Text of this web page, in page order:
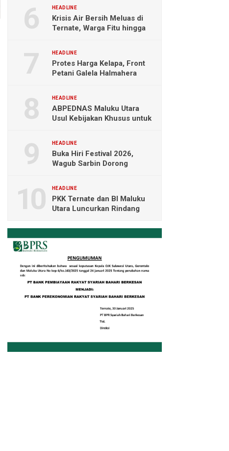
HEADLINE
Krisis Air Bersih Meluas di
Ternate, Warga Fitu hingga
HEADLINE
Protes Harga Kelapa, Front
Petani Galela Halmahera
HEADLINE
ABPEDNAS Maluku Utara
Usul Kebijakan Khusus untuk
HEADLINE
Buka Hiri Festival 2026,
Wagub Sarbin Dorong
HEADLINE
PKK Ternate dan BI Maluku
Utara Luncurkan Rindang
Pangan